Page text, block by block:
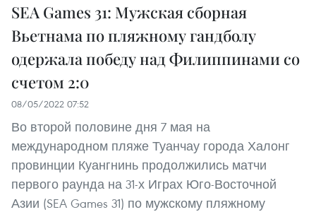
SEA Games 31: Мужская сборная
Вьетнама по пляжному гандболу
одержала победу над Филиппинами со
счетом 2:0
08/05/2022 07:52
Во второй половине дня 7 мая на
международном пляже Туанчау города Халонг
провинции Куангнинь продолжились матчи
первого раунда на 31-х Играх Юго-Восточной
Азии (SEA Games 31) по мужскому пляжному